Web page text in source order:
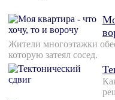
Жители многоэтажки
которую затеял сосед.